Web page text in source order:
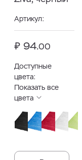
Артикул:
₽ 94.00
Доступные
цвета:
Показать все
цвета